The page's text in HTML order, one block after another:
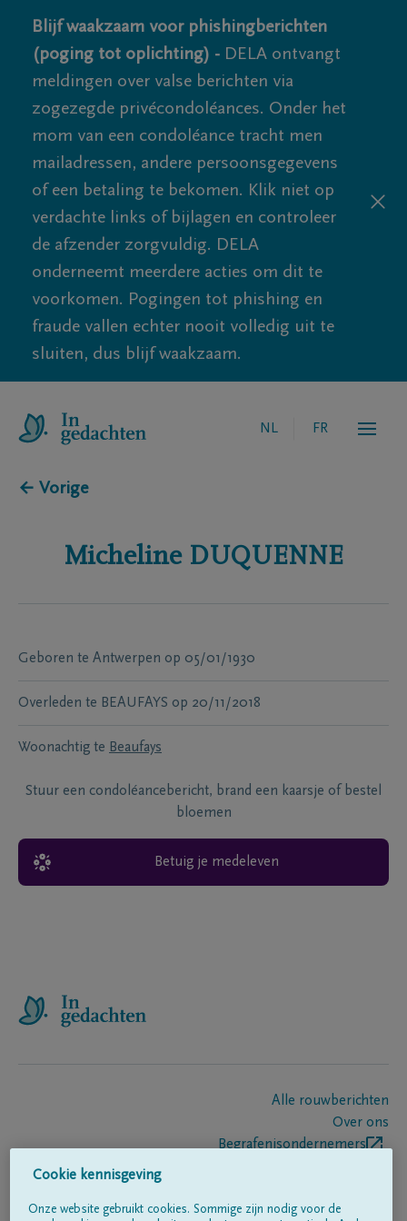
Blijf waakzaam voor phishingberichten
(poging tot oplichting) - DELA ontvangt
meldingen over valse berichten via
zogezegde privécondoléances. Onder het
mom van een condoléance tracht men
mailadressen, andere persoonsgegevens
of een betaling te bekomen. Klik niet op
verdachte links of bijlagen en controleer
de afzender zorgvuldig. DELA
onderneemt meerdere acties om dit te
voorkomen. Pogingen tot phishing en
fraude vallen echter nooit volledig uit te
sluiten, dus blijf waakzaam.
NL FR
← Vorige
Micheline DUQUENNE
Geboren te Antwerpen op 05/01/1930
Overleden te BEAUFAYS op 20/11/2018
Woonachtig te Beaufays
Stuur een condoléancebericht, brand een kaarsje of bestel
bloemen
Betuig je medeleven
Alle rouwberichten
Over ons
Begrafenisondernemers
Cookie kennisgeving
Onze website gebruikt cookies. Sommige zijn nodig voor de